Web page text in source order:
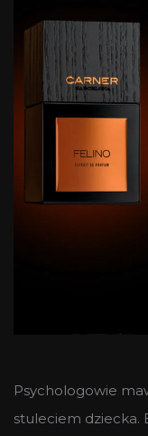
Psychologowie
stuleciem dziecka.